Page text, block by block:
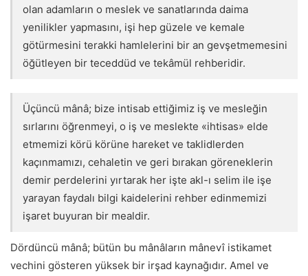
olan adamların o meslek ve sanatlarında daima
yenilikler yapmasını, işi hep güzele ve kemale
götürmesini terakki hamlelerini bir an gevşetmemesini
öğütleyen bir teceddüd ve tekâmül rehberidir.
Üçüncü mânâ; bize intisab ettiğimiz iş ve mesleğin
sırlarını öğrenmeyi, o iş ve meslekte «ihtisas» elde
etmemizi körü körüne hareket ve taklidlerden
kaçınmamızı, cehaletin ve geri bırakan göreneklerin
demir perdelerini yırtarak her işte akl-ı selim ile işe
yarayan faydalı bilgi kaidelerini rehber edinmemizi
işaret buyuran bir mealdir.
Dördüncü mânâ; bütün bu mânâların mânevî istikamet
vechini gösteren yüksek bir irşad kaynağıdır. Amel ve